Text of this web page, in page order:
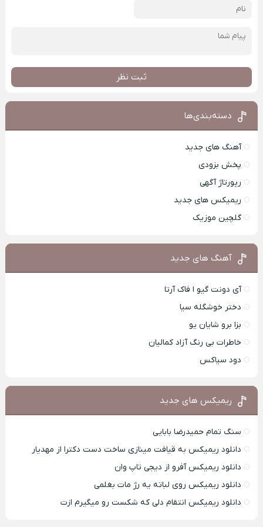
ثبت نظر
دسته‌بندی‌ها
آهنگ های جدید
پخش بزودی
رپورتاژ آگهی
ریمیکس های جدید
گلچین موزیک
آهنگ های جدید
آی دونت گیو ا فاک آرتا
دختر خوشگله سیا
بزا برو شایان یو
خاطرات بی رنگ آزاد کمالیان
دود سیاکس
ریمیکس های جدید
سنگ تمام حمیدرضا بابایی
دانلود ریمیکس به قیافت مینازی ساخت دست دکترا از مهدیار
دانلود ریمیکس آفرو از ديجی تاپ وان
دانلود ریمیکس روی لباته یه رژ مات بغلمی
دانلود ریمیکس انتقام دلی که شکست رو میگیرم ازت